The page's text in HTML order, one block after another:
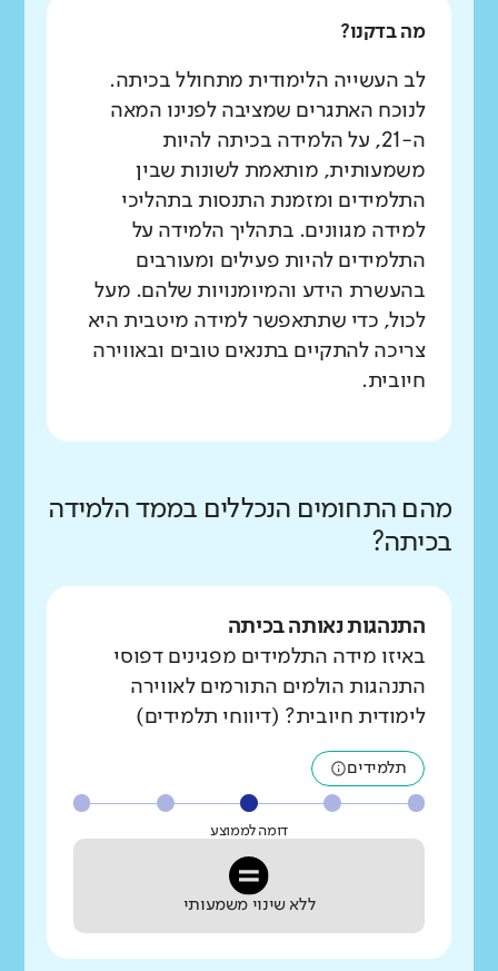
מה בדקנו?
לב העשייה הלימודית מתחולל בכיתה.
לנוכח האתגרים שמציבה לפנינו המאה
ה-21, על הלמידה בכיתה להיות
משמעותית, מותאמת לשונות שבין
התלמידים ומזמנת התנסות בתהליכי
למידה מגוונים. בתהליך הלמידה על
התלמידים להיות פעילים ומעורבים
בהעשרת הידע והמיומנויות שלהם. מעל
לכול, כדי שתתאפשר למידה מיטבית היא
צריכה להתקיים בתנאים טובים ובאווירה
חיובית.
מהם התחומים הנכללים בממד הלמידה
בכיתה?
התנהגות נאותה בכיתה
באיזו מידה התלמידים מפגינים דפוסי
התנהגות הולמים התורמים לאווירה
לימודית חיובית? (דיווחי תלמידים)
תלמידים
דומה לממוצע
ללא שינוי משמעותי